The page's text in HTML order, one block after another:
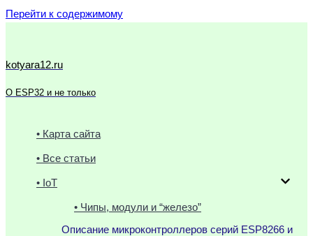
Перейти к содержимому
kotyara12.ru
О ESP32 и не только
• Карта сайта
• Все статьи
• IoT
• Чипы, модули и “железо”
Описание микроконтроллеров серий ESP8266 и